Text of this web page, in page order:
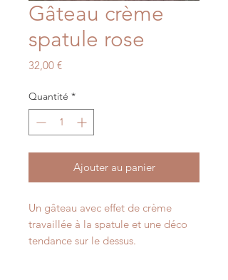
Gâteau crème
spatule rose
32,00 €Prix
Quantité *
Ajouter au panier
Un gâteau avec effet de crème
travaillée à la spatule et une déco
tendance sur le dessus.